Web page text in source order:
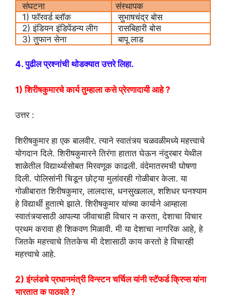
संघटना
संस्थापक
1) फॉरवर्ड ब्लॉक
सुभाषचंद्र बोस
2) इंडियन इंडिपेंडन्य लीग
रासबिहारी बोस
3) तुफान सेना
बापू लाड
4. पुढील प्रश्नांची थोडक्यात उत्तरे लिहा.
1) शिरीषकुमारचे कार्य तुम्हाला कसे प्रेरणादायी आहे ?
उत्तर :
शिरीषकुमार हा एक बालवीर. त्याने स्वातंत्र्य चळवळीमध्ये महत्त्वाचे
योगदान दिले. शिरीषकुमारने तिरंगा हातात घेऊन नंदुरबार येथील
शाळेतील विद्यार्थ्यासोबत मिरवणूक काढली. वंदेमातरमची घोषणा
दिली. पोलिसांनी चिडून छोट्या मुलांवरही गोळीबार केला. या
गोळीबारात शिरीषकुमार, लालदास, धनसुखलाल, शशिधर घनश्याम
हे विद्यार्थी हुतात्मे झाले. शिरीषकुमार यांच्या कार्याने आम्हाला
स्वातंत्र्यासाठी आपल्या जीवाचाही विचार न करता, देशाचा विचार
प्रथम करावा ही शिकवण मिळावी. मी या देशाचा नागरिक आहे, हे
जितके महत्त्वाचे तितकेच मी देशासाठी काय करतो हे विचारही
महत्त्वाचे आहे.
2) इंग्लंडचे प्रधानमंत्री विन्स्टन चर्चिल यांनी स्टॅफर्ड क्रिप्स यांना
भारतात क पाठवले ?